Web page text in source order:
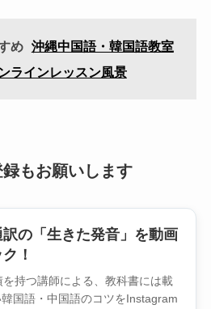
め 沖縄中国語・韓国語教室
ラインレッスン風景
もお願いします
の「生きた発音」を動画
！
を持つ講師による、教科書には載
国語・中国語のコツをInstagram